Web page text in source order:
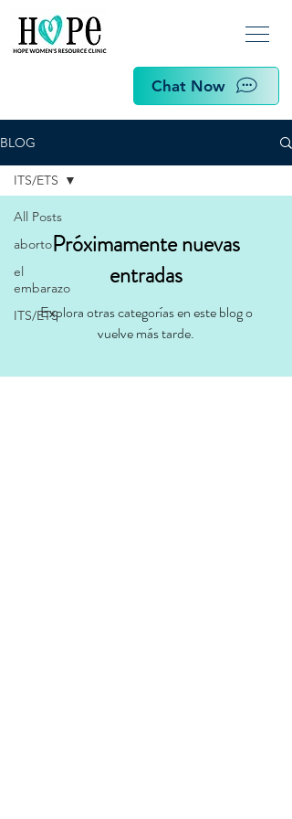
Chat Now
BLOG
All Posts
aborto
el
embarazo
ITS/ETS
ITS/ETS
Próximamente nuevas
entradas
Explora otras categorías en este blog o
vuelve más tarde.